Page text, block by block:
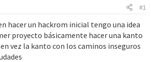
#1
hacer un hackrom inicial tengo una idea
proyecto básicamente hacer una kanto
vez la kanto con los caminos inseguros